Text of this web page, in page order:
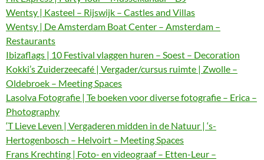
Wentsy | Kasteel – Rijswijk – Castles and Villas
Wentsy | De Amsterdam Boat Center – Amsterdam –
Restaurants
Ibizaflags | 10 Festival vlaggen huren – Soest – Decoration
Kokki’s Zuiderzeecafé | Vergader/cursus ruimte | Zwolle –
Oldebroek – Meeting Spaces
Lasolva Fotografie | Te boeken voor diverse fotografie – Erica –
Photography
‘T Lieve Leven | Vergaderen midden in de Natuur | ‘s-
Hertogenbosch – Helvoirt – Meeting Spaces
Frans Krechting | Foto- en videograaf – Etten-Leur –